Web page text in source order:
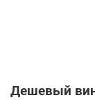
Дешевый